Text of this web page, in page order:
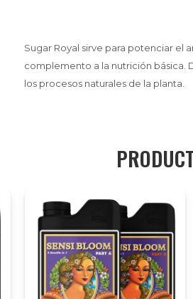
Sugar Royal sirve para potenciar el
complemento a la nutrición básica.
los procesos naturales de la planta.